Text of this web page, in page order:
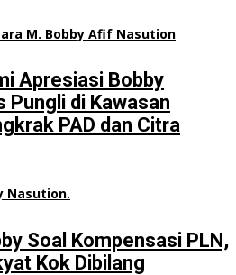
Apresiasi Bobby
Pungli di Kawasan
PAD dan Citra
Soal Kompensasi PLN,
Kok Dibilang